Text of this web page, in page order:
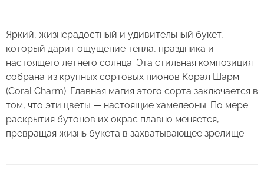
Яркий, жизнерадостный и удивительный букет,
который дарит ощущение тепла, праздника и
настоящего летнего солнца. Эта стильная композиция
собрана из крупных сортовых пионов Корал Шарм
(Coral Charm). Главная магия этого сорта заключается в
том, что эти цветы — настоящие хамелеоны. По мере
раскрытия бутонов их окрас плавно меняется,
превращая жизнь букета в захватывающее зрелище.
Оставьте свой отзыв
Сервис:
1. Переносите букеты в транспортировочной
бумаге.
2. Минимизируйте нахождение цветов
в холодное время года на улице.
3. Если Вы перевозите букет, убедитесь, что
он правильно упакован. В зимнее время, даже